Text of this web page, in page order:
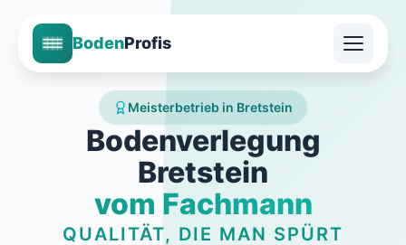
BodenProfis
Meisterbetrieb in Bretstein
Bodenverlegung
Bretstein
vom Fachmann
QUALITÄT, DIE MAN SPÜRT